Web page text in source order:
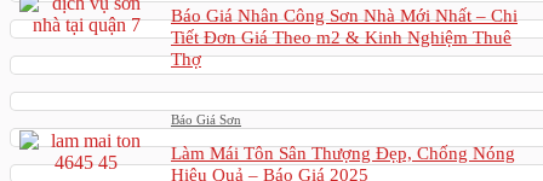
Báo Giá Nhân Công Sơn Nhà Mới Nhất – Chi
Tiết Đơn Giá Theo m2 & Kinh Nghiệm Thuê
Thợ
Báo Giá Sơn
Làm Mái Tôn Sân Thượng Đẹp, Chống Nóng
Hiệu Quả – Báo Giá 2025